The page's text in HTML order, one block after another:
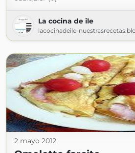
La cocina de ile
lacocinadeile-
2 mayo 2012